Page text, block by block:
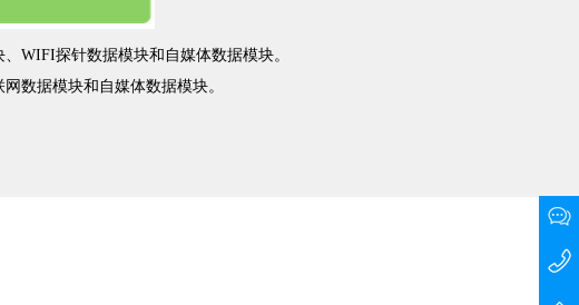
WIFI探针数据模块和自媒体数据模块。
数据模块和自媒体数据模块。